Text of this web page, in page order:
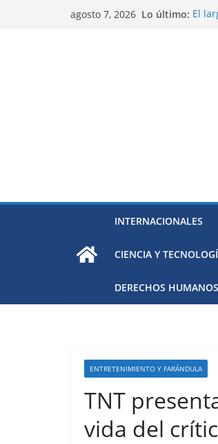
agosto 7, 2026 Lo último: El
El
INTERNACIONALES
CIENCIA Y
DERECHOS
ENTRETENIMIENTO Y FARÁNDULA
TNT
vida del